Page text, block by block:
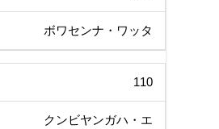
ボワセンナ・ワッタ
110
クンビヤンガハ・エ